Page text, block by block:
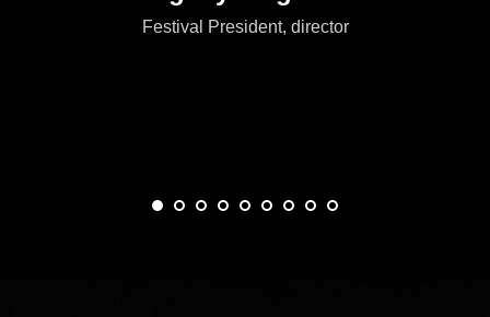
Festival President, director